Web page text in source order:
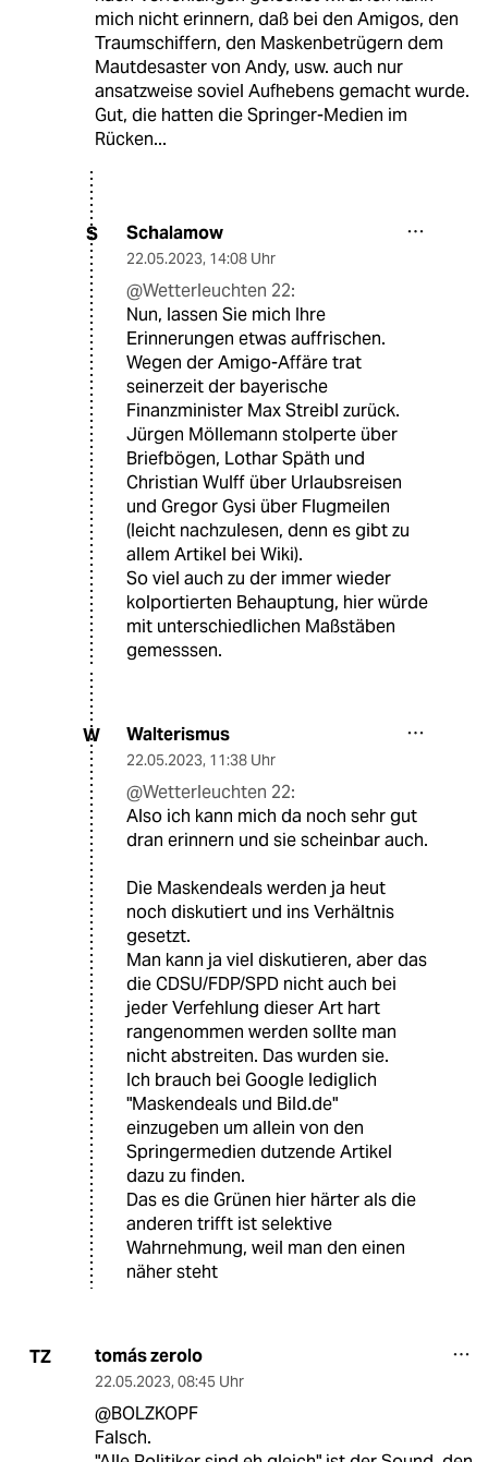
mich nicht erinnern, daß bei den Amigos, den
Traumschiffern, den Maskenbetrügern dem
Mautdesaster von Andy, usw. auch nur
ansatzweise soviel Aufhebens gemacht wurde.
Gut, die hatten die Springer-Medien im
Rücken...
S Schalamow
22.05.2023, 14:08 Uhr
@Wetterleuchten 22:
Nun, lassen Sie mich Ihre
Erinnerungen etwas auffrischen.
Wegen der Amigo-Affäre trat
seinerzeit der bayerische
Finanzminister Max Streibl zurück.
Jürgen Möllemann stolperte über
Briefbögen, Lothar Späth und
Christian Wulff über Urlaubsreisen
und Gregor Gysi über Flugmeilen
(leicht nachzulesen, denn es gibt zu
allem Artikel bei Wiki).
So viel auch zu der immer wieder
kolportierten Behauptung, hier würde
mit unterschiedlichen Maßstäben
gemesssen.
W Walterismus
22.05.2023, 11:38 Uhr
@Wetterleuchten 22:
Also ich kann mich da noch sehr gut
dran erinnern und sie scheinbar auch.
Die Maskendeals werden ja heut
noch diskutiert und ins Verhältnis
gesetzt.
Man kann ja viel diskutieren, aber das
die CDSU/FDP/SPD nicht auch bei
jeder Verfehlung dieser Art hart
rangenommen werden sollte man
nicht abstreiten. Das wurden sie.
Ich brauch bei Google lediglich
"Maskendeals und Bild.de"
einzugeben um allein von den
Springermedien dutzende Artikel
dazu zu finden.
Das es die Grünen hier härter als die
anderen trifft ist selektive
Wahrnehmung, weil man den einen
näher steht
TZ tomás zerolo
22.05.2023, 08:45 Uhr
@BOLZKOPF
Falsch.